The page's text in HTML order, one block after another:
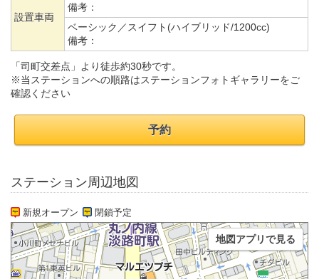
設置車両
備考：
ベーシック／スイフト(ハイブリッド/1200cc)
備考：
「司町交差点」より徒歩約30秒です。
※当ステーションへの順路はステーションフォトギャラリーをご
確認ください
予約
ステーション周辺地図
新規オープン 閉鎖予定
地図アプリで見る